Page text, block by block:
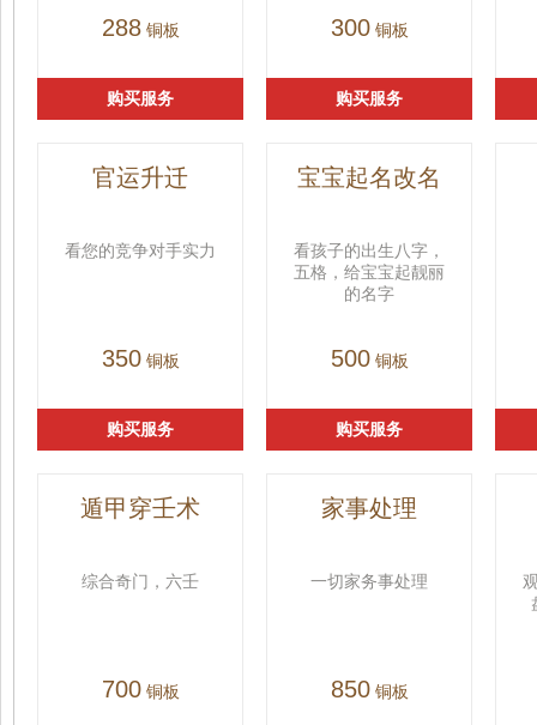
288铜板
购买服务
300铜板
购买服务
官运升迁
看您的竞争对手实力
350铜板
购买服务
宝宝起名改名
看孩子的出生八字，
五格，给宝宝起靓丽
的名字
500铜板
购买服务
遁甲穿壬术
综合奇门，六壬
700铜板
家事处理
一切家务事处理
850铜板